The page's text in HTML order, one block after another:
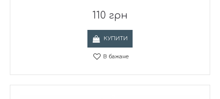
110 грн
КУПИТИ
В бажане